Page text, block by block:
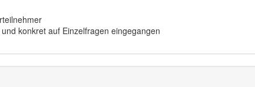
konkret auf Einzelfragen eingegangen